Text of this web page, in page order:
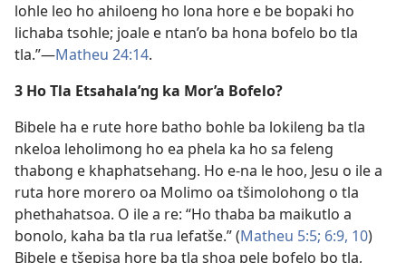
lohle leo ho ahiloeng ho lona hore e be bopaki ho
lichaba tsohle; joale e ntan’o ba hona bofelo bo tla
tla.”—Matheu 24:14.
3 Ho Tla Etsahala’ng ka Mor’a Bofelo?
Bibele ha e rute hore batho bohle ba lokileng ba tla
nkeloa leholimong ho ea phela ka ho sa feleng
thabong e khaphatsehang. Ho e-na le hoo, Jesu o ile a
ruta hore morero oa Molimo oa tšimolohong o tla
phethahatsoa. O ile a re: “Ho thaba ba maikutlo a
bonolo, kaha ba tla rua lefatše.” (Matheu 5:5; 6:9, 10)
Bibele e tšepisa hore ba tla shoa pele bofelo bo tla,